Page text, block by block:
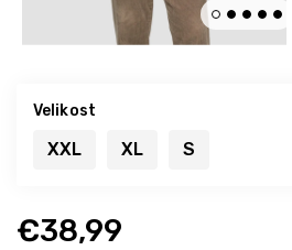
€38,99
Velikost
XXL XL S